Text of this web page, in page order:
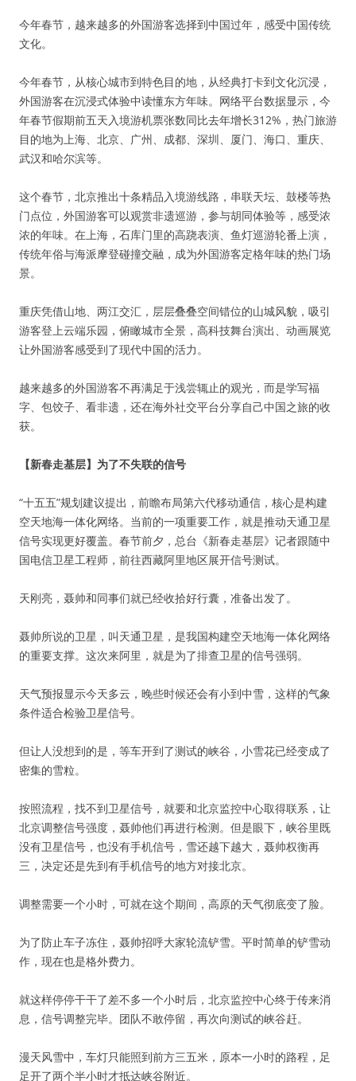
今年春节，越来越多的外国游客选择到中国过年，感受中国传统
文化。
今年春节，从核心城市到特色目的地，从经典打卡到文化沉浸，
外国游客在沉浸式体验中读懂东方年味。网络平台数据显示，今
年春节假期前五天入境游机票张数同比去年增长312%，热门旅游
目的地为上海、北京、广州、成都、深圳、厦门、海口、重庆、
武汉和哈尔滨等。
这个春节，北京推出十条精品入境游线路，串联天坛、鼓楼等热
门点位，外国游客可以观赏非遗巡游，参与胡同体验等，感受浓
浓的年味。在上海，石库门里的高跷表演、鱼灯巡游轮番上演，
传统年俗与海派摩登碰撞交融，成为外国游客定格年味的热门场
景。
重庆凭借山地、两江交汇，层层叠叠空间错位的山城风貌，吸引
游客登上云端乐园，俯瞰城市全景，高科技舞台演出、动画展览
让外国游客感受到了现代中国的活力。
越来越多的外国游客不再满足于浅尝辄止的观光，而是学写福
字、包饺子、看非遗，还在海外社交平台分享自己中国之旅的收
获。
【新春走基层】为了不失联的信号
“十五五”规划建议提出，前瞻布局第六代移动通信，核心是构建
空天地海一体化网络。当前的一项重要工作，就是推动天通卫星
信号实现更好覆盖。春节前夕，总台《新春走基层》记者跟随中
国电信卫星工程师，前往西藏阿里地区展开信号测试。
天刚亮，聂帅和同事们就已经收拾好行囊，准备出发了。
聂帅所说的卫星，叫天通卫星，是我国构建空天地海一体化网络
的重要支撑。这次来阿里，就是为了排查卫星的信号强弱。
天气预报显示今天多云，晚些时候还会有小到中雪，这样的气象
条件适合检验卫星信号。
但让人没想到的是，等车开到了测试的峡谷，小雪花已经变成了
密集的雪粒。
按照流程，找不到卫星信号，就要和北京监控中心取得联系，让
北京调整信号强度，聂帅他们再进行检测。但是眼下，峡谷里既
没有卫星信号，也没有手机信号，雪还越下越大，聂帅权衡再
三，决定还是先到有手机信号的地方对接北京。
调整需要一个小时，可就在这个期间，高原的天气彻底变了脸。
为了防止车子冻住，聂帅招呼大家轮流铲雪。平时简单的铲雪动
作，现在也是格外费力。
就这样停停干干了差不多一个小时后，北京监控中心终于传来消
息，信号调整完毕。团队不敢停留，再次向测试的峡谷赶。
漫天风雪中，车灯只能照到前方三五米，原本一小时的路程，足
足开了两个半小时才抵达峡谷附近。